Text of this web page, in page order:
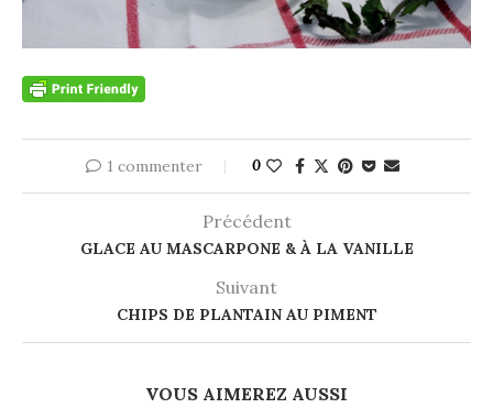
1 commenter 0
Précédent
GLACE AU MASCARPONE & À LA VANILLE
Suivant
CHIPS DE PLANTAIN AU PIMENT
VOUS AIMEREZ AUSSI